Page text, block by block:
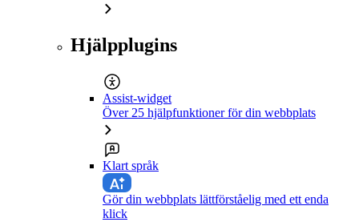
Hjälpplugins
Assist-widget
Över 25 hjälpfunktioner för din webbplats
Klart språk
Gör din webbplats lättförståelig med ett enda
klick